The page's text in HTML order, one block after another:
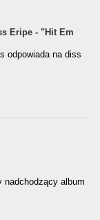
Eripe - "Hit Em
odpowiada na diss
nadchodzący album